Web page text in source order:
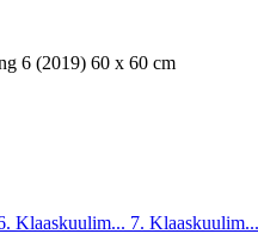
6 (2019) 60 x 60 cm
Klaaskuulim... 7. Klaaskuulim...